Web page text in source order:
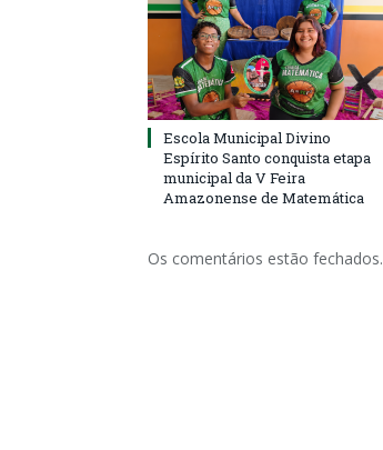
Escola Municipal Divino
Espírito Santo conquista etapa
municipal da V Feira
Amazonense de Matemática
Os comentários estão fechados.